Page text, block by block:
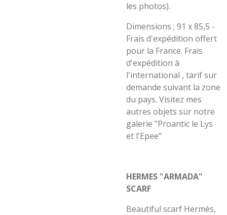
les photos).
Dimensions ; 91 x 85,5 -
Frais d'expédition offert
pour la France. Frais
d'expédition à
l'international , tarif sur
demande suivant la zone
du pays. Visitez mes
autres objets sur notre
galerie "Proantic le Lys
et l'Epee"
HERMES "ARMADA"
SCARF
Beautiful scarf Hermès,